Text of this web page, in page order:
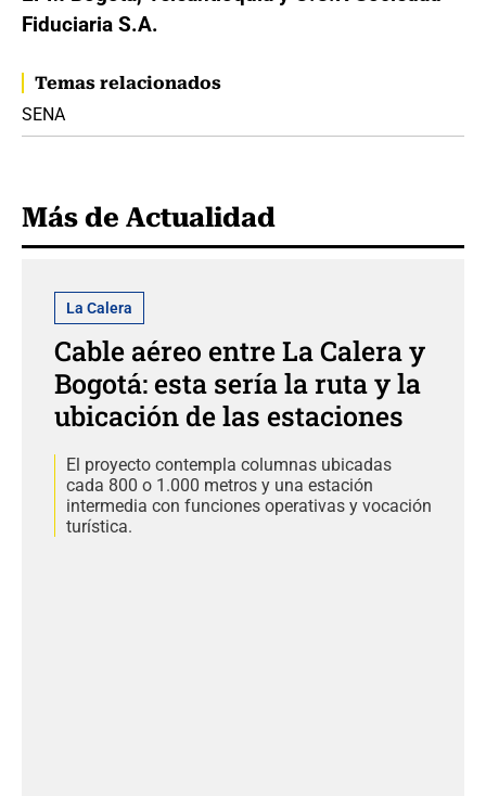
Fiduciaria S.A.
Temas relacionados
SENA
Más de Actualidad
La Calera
Cable aéreo entre La Calera y
Bogotá: esta sería la ruta y la
ubicación de las estaciones
El proyecto contempla columnas ubicadas
cada 800 o 1.000 metros y una estación
intermedia con funciones operativas y vocación
turística.